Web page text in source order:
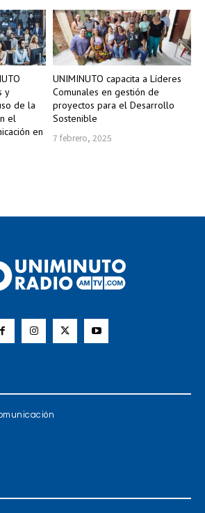
y
de la
el
en
UNIMINUTO capacita a Líderes
Comunales en gestión de
proyectos para el Desarrollo
Sostenible
7 febrero, 2025